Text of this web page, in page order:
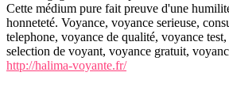
Cette médium pure fait preuve d'une
honneteté. Voyance, voyance serieuse,
telephone, voyance de qualité, voyance
selection de voyant, voyance gratuit,
http://halima-voyante.fr/